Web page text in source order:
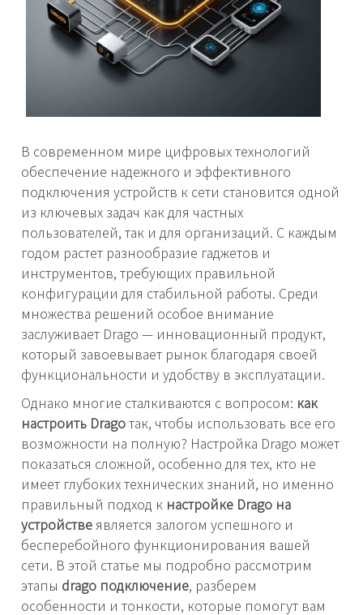
В современном мире цифровых технологий
обеспечение надежного и эффективного
подключения устройств к сети становится одной
из ключевых задач как для частных
пользователей, так и для организаций. С каждым
годом растет разнообразие гаджетов и
инструментов, требующих правильной
конфигурации для стабильной работы. Среди
множества решений особое внимание
заслуживает Drago — инновационный продукт,
который завоевывает рынок благодаря своей
функциональности и удобству в эксплуатации.
Однако многие сталкиваются с вопросом: как
настроить Dragoтак, чтобы использовать все его
возможности на полную? Настройка Drago может
показаться сложной, особенно для тех, кто не
имеет глубоких технических знаний, но именно
правильный подход к настройке Drago на
устройствеявляется залогом успешного и
бесперебойного функционирования вашей
сети. В этой статье мы подробно рассмотрим
этапы drago подключение, разберем
особенности и тонкости, которые помогут вам